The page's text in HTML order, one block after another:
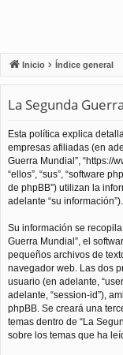
Inicio Índice general
La Segunda
Esta política explica
empresas afiliadas (en
Guerra Mundial”, “https://
“ellos”, “sus”, “software
de phpBB”) utilizan la
adelante “su información”).
Su información se
Guerra Mundial”, el
pequeños archivos de
navegador web. Las dos
usuario (en adelante,
adelante, “session-id”),
phpBB. Se creará una
temas dentro de “La
sobre los temas que ha